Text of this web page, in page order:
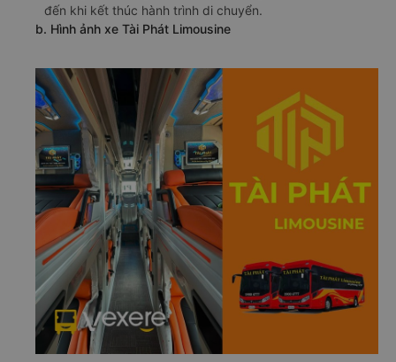
đến khi kết thúc hành trình di chuyển.
b. Hình ảnh xe Tài Phát Limousine